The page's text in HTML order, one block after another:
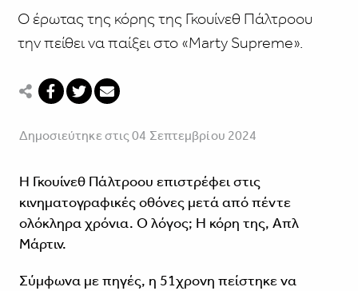
O έρωτας της κόρης της Γκουίνεθ Πάλτροου
την πείθει να παίξει στο «Marty Supreme».
Δημοσιεύτηκε στις 04 Σεπτεμβρίου 2024
H Γκουίνεθ Πάλτροου επιστρέφει στις
κινηματογραφικές οθόνες μετά από πέντε
ολόκληρα χρόνια. Ο λόγος; Η κόρη της, Απλ
Μάρτιν.
Σύμφωνα με πηγές, η 51χρονη πείστηκε να